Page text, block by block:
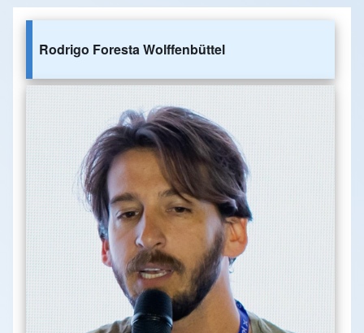
Rodrigo Foresta Wolffenbüttel